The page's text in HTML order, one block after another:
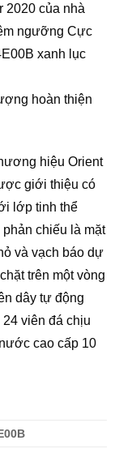
2020 của nhà
ngưỡng Cực
xanh lục
hoàn thiện
hiệu Orient
giới thiệu có
lớp tinh thể
chiếu là mặt
và vạch báo dự
trên một vòng
dây tự động
viên đá chịu
cao cấp 10